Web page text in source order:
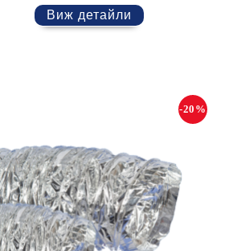
Виж детайли
-20%